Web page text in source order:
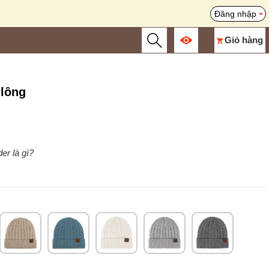
Đăng nhập
Giỏ hàng
là gì?